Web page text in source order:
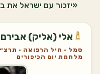
«יזכור עם ישראל את
אלי (אליק)
מלחמת יום הכיפורים